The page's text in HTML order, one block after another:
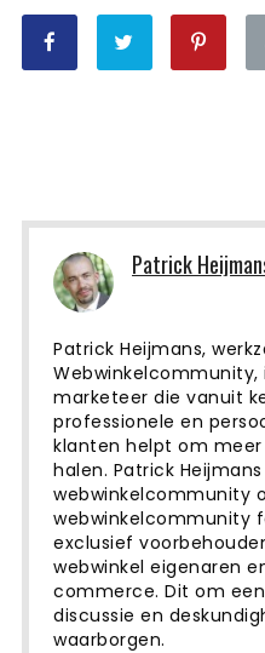
Patrick
Patrick Heijmans,
Webwinkelcommunity,
marketeer die vanuit
professionele en
klanten helpt om
halen. Patrick
webwinkelcommunity
webwinkelcommunity
exclusief
webwinkel eigenaren
commerce. Dit om
discussie en
waarborgen.